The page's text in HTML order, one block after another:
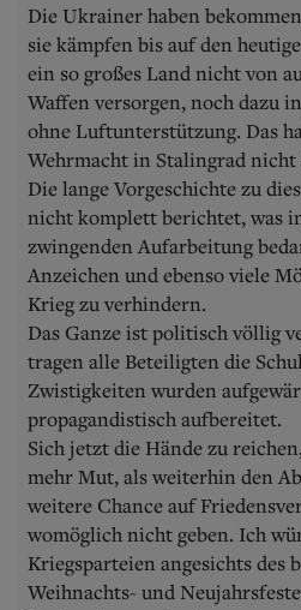
Die Ukrainer haben
sie kämpfen bis auf den
ein so großes Land nicht von
Waffen versorgen, noch dazu
ohne Luftunterstützung. Das
Wehrmacht in Stalingrad
Die lange Vorgeschichte zu
nicht komplett berichtet, was
zwingenden Aufarbeitung
Anzeichen und ebenso viele
Krieg zu verhindern.
Das Ganze ist politisch völlig
tragen alle Beteiligten die
Zwistigkeiten wurden
propagandistisch aufbereitet.
Sich jetzt die Hände zu
mehr Mut, als weiterhin den
weitere Chance auf
womöglich nicht geben. Ich
Kriegsparteien angesichts des
Weihnachts- und